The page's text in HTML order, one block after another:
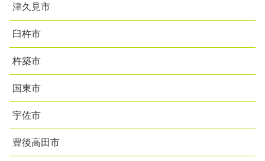
津久見市
臼杵市
杵築市
国東市
宇佐市
豊後高田市